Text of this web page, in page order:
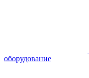
оборудование